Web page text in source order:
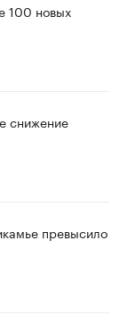
100 новых
снижение
превысило